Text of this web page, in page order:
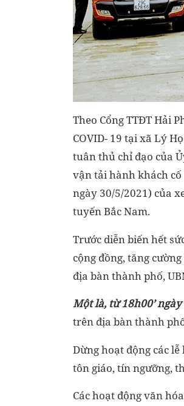
Theo Cổng TTĐT Hải
COVID- 19 tại xã Lý
tuân thủ chỉ đạo của
vận tải hành khách cố
ngày 30/5/2021) của
tuyến Bắc Nam.
Trước diễn biến hết
cộng đồng, tăng
địa bàn thành phố,
Một là, từ 18h00’
trên địa bàn thành
Dừng hoạt động các
tôn giáo, tín ngưỡng,
Các hoạt động văn